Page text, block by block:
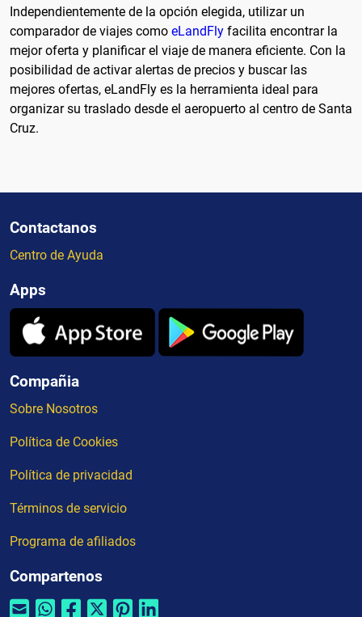
Independientemente de la opción elegida, utilizar un
comparador de viajes como eLandFly facilita encontrar la
mejor oferta y planificar el viaje de manera eficiente. Con la
posibilidad de activar alertas de precios y buscar las
mejores ofertas, eLandFly es la herramienta ideal para
organizar su traslado desde el aeropuerto al centro de Santa
Cruz.
Contactanos
Centro de Ayuda
Apps
Compañia
Sobre Nosotros
Política de Cookies
Política de privacidad
Términos de servicio
Programa de afiliados
Compartenos